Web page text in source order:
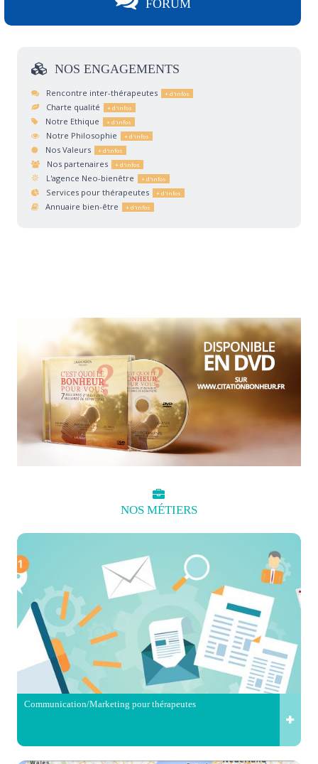
FORUM
NOS ENGAGEMENTS
Rencontre inter-thérapeutes
Charte qualité
Notre Ethique
Notre Philosophie
Nos Valeurs
Nos partenaires
L'agence Neo-bienêtre
Services pour thérapeutes
Annuaire bien-être
NOS MÉTIERS
Communication/Marketing pour thérapeutes